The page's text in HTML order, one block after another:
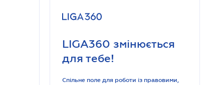
LIGA360 змінюється
для тебе!
Спільне поле для роботи із правовими,